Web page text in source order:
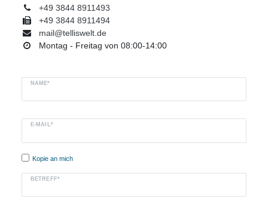
+49 3844 8911493
+49 3844 8911494
mail@telliswelt.de
Montag - Freitag von 08:00-14:00
NAME*
E-MAIL*
Kopie an mich
BETREFF*
Ceres::Template.mailFormHoneypotLabel